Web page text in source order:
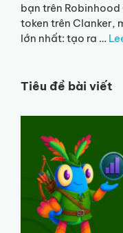
bạn trên
token trên Clanker,
lớn nhất: tạo ra …
Tiêu đề bài viết